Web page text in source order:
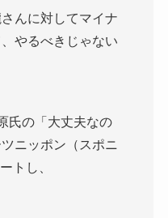
んに対してマイナ
やるべきじゃない
氏の「大丈夫なの
ニッポン（スポニ
トし、